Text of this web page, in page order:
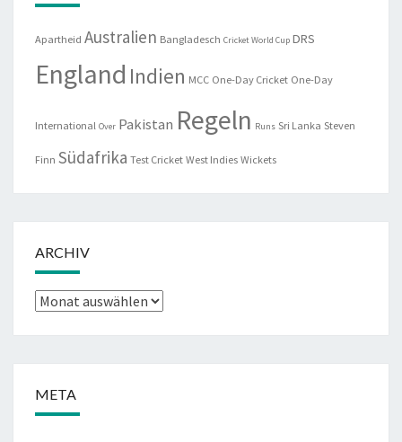
Apartheid Australien Bangladesch Cricket World Cup DRS
England Indien MCC One-Day Cricket One-Day
International Over Pakistan Regeln Runs Sri Lanka Steven
Finn Südafrika Test Cricket West Indies Wickets
ARCHIV
Archiv
META